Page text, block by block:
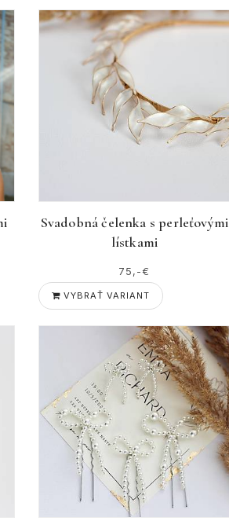
Svadobná čelenka s perleťovými
lístkami
75,-€
VYBRAŤ VARIANT